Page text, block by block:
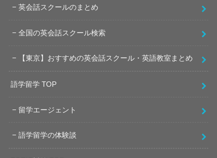
英会話スクールのまとめ
全国の英会話スクール検索
【東京】おすすめの英会話スクール・英語教室まとめ
語学留学 TOP
留学エージェント
語学留学の体験談